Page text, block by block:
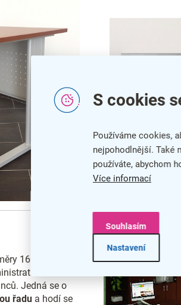
S cookies
Používáme cookies,
nejpohodlnější. Také
používáte, abychom
Více informací
Nastavení
Souhlasím
160 x 90 cm
Jedná se o
řadu a hodí se